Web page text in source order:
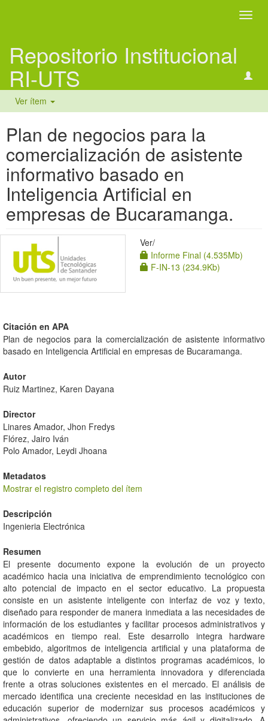
Repositorio Institucional
RI-UTS
Ver ítem
Plan de negocios para la
comercialización de asistente
informativo basado en
Inteligencia Artificial en
empresas de Bucaramanga.
Ver/
Informe Final (4.535Mb)
F-IN-13 (234.9Kb)
Citación en APA
Plan de negocios para la comercialización de asistente informativo
basado en Inteligencia Artificial en empresas de Bucaramanga.
Autor
Ruiz Martinez, Karen Dayana
Director
Linares Amador, Jhon Fredys
Flórez, Jairo Iván
Polo Amador, Leydi Jhoana
Metadatos
Mostrar el registro completo del ítem
Descripción
Ingenieria Electrónica
Resumen
El presente documento expone la evolución de un proyecto
académico hacia una iniciativa de emprendimiento tecnológico con
alto potencial de impacto en el sector educativo. La propuesta
consiste en un asistente inteligente con interfaz de voz y texto,
diseñado para responder de manera inmediata a las necesidades de
información de los estudiantes y facilitar procesos administrativos y
académicos en tiempo real. Este desarrollo integra hardware
embebido, algoritmos de inteligencia artificial y una plataforma de
gestión de datos adaptable a distintos programas académicos, lo
que lo convierte en una herramienta innovadora y diferenciada
frente a otras soluciones existentes en el mercado. El análisis de
mercado identifica una creciente necesidad en las instituciones de
educación superior de modernizar sus procesos académicos y